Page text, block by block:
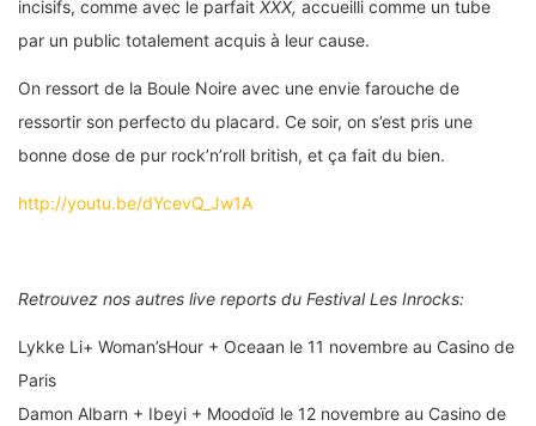
incisifs, comme avec le parfait XXX, accueilli comme un tube
par un public totalement acquis à leur cause.
On ressort de la Boule Noire avec une envie farouche de
ressortir son perfecto du placard. Ce soir, on s’est pris une
bonne dose de pur rock’n’roll british, et ça fait du bien.
http://youtu.be/dYcevQ_Jw1A
Retrouvez nos autres live reports du Festival Les Inrocks:
Lykke Li+ Woman’sHour + Oceaan le 11 novembre au Casino de
Paris
Damon Albarn + Ibeyi + Moodoïd le 12 novembre au Casino de